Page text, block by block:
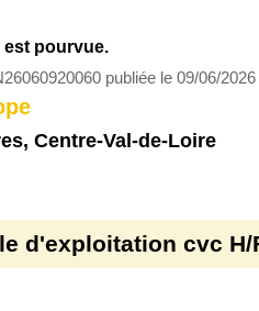
est pourvue.
publiée le 09/06/2026
, Centre-Val-de-Loire
d'exploitation cvc H/